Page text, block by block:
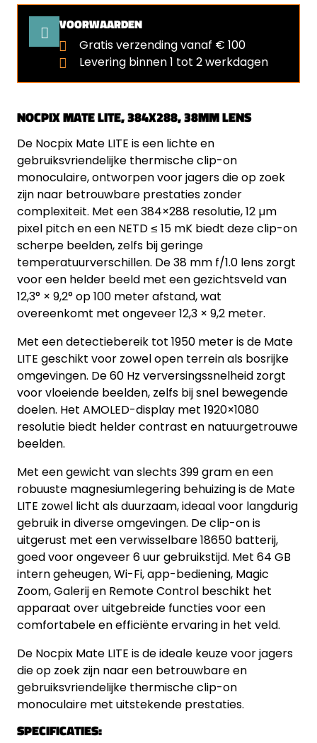
NOCPIX MATE LITE, 384X288, 38MM LENS
De Nocpix Mate LITE is een lichte en
gebruiksvriendelijke thermische clip-on
monoculaire, ontworpen voor jagers die op zoek
zijn naar betrouwbare prestaties zonder
complexiteit. Met een 384×288 resolutie, 12 µm
pixel pitch en een NETD ≤ 15 mK biedt deze clip-on
scherpe beelden, zelfs bij geringe
temperatuurverschillen. De 38 mm f/1.0 lens zorgt
voor een helder beeld met een gezichtsveld van
12,3° × 9,2° op 100 meter afstand, wat
overeenkomt met ongeveer 12,3 × 9,2 meter.
Met een detectiebereik tot 1950 meter is de Mate
LITE geschikt voor zowel open terrein als bosrijke
omgevingen. De 60 Hz verversingssnelheid zorgt
voor vloeiende beelden, zelfs bij snel bewegende
doelen. Het AMOLED-display met 1920×1080
resolutie biedt helder contrast en natuurgetrouwe
beelden.
Met een gewicht van slechts 399 gram en een
robuuste magnesiumlegering behuizing is de Mate
LITE zowel licht als duurzaam, ideaal voor langdurig
gebruik in diverse omgevingen. De clip-on is
uitgerust met een verwisselbare 18650 batterij,
goed voor ongeveer 6 uur gebruikstijd. Met 64 GB
intern geheugen, Wi-Fi, app-bediening, Magic
Zoom, Galerij en Remote Control beschikt het
apparaat over uitgebreide functies voor een
comfortabele en efficiënte ervaring in het veld.
De Nocpix Mate LITE is de ideale keuze voor jagers
die op zoek zijn naar een betrouwbare en
gebruiksvriendelijke thermische clip-on
monoculaire met uitstekende prestaties.
SPECIFICATIES:
VOORWAARDEN
Gratis verzending vanaf € 100
Levering binnen 1 tot 2 werkdagen